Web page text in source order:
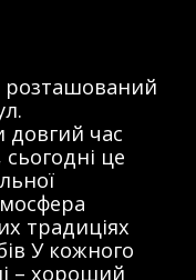
розташований
довгий час
це
традиціях
У кожного
– хороший